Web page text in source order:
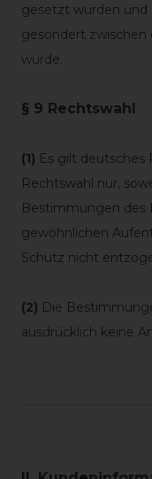
gesetzt wurden und
gesondert zwischen
wurde.
§ 9 Rechtswahl
(1) Es gilt deutsches
Rechtswahl nur,
Bestimmungen des
gewöhnlichen
Schutz nicht
(2) Die
ausdrücklich keine